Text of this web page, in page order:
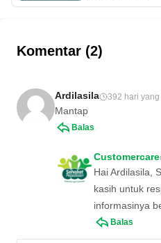
menghitung
Komentar (2)
Ardilasila 392 hari yang
Mantap
Balas
Customercare
Hai Ardilasila,
kasih untuk
informasinya
Balas